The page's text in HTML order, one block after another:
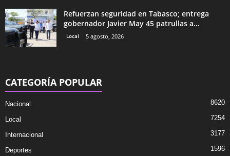
Refuerzan seguridad en Tabasco; entrega
gobernador Javier May 45 patrullas a...
Local 5 agosto, 2026
CATEGORÍA POPULAR
Nacional 8620
Local 7254
Internacional 3177
Deportes 1596